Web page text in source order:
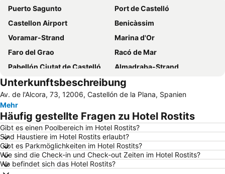
Puerto Sagunto
Port de Castelló
Castellon Airport
Benicàssim
Voramar-Strand
Marina d'Or
Faro del Grao
Racó de Mar
Pabellón Ciutat de Castelló
Almadraba-Strand
de Puçol
Puerto de Oropesa del Mar
Torrenostra
Santa Agueda
Llotja del Cànem
Aquarama
Cala d'Orpesa la Vella
Playa del Grao
Jardines de Marina D'or
La Seu
Tres Playas
Markthalle von Castelló
Puerto Azahar
Burg von Sagunt
Unterkunftsbeschreibung
Av. de l'Alcora, 73, 12006, Castellón de la Plana, Spanien
Mehr
Häufig gestellte Fragen zu Hotel Rostits
Gibt es einen Poolbereich im Hotel Rostits?
Sind Haustiere im Hotel Rostits erlaubt?
Gibt es Parkmöglichkeiten im Hotel Rostits?
Wie sind die Check-in und Check-out Zeiten im Hotel Rostits?
Wo befindet sich das Hotel Rostits?